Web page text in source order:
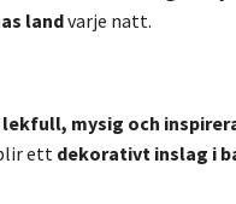
landvarje natt.
lekfull, mysig och
ett dekorativt inslag i